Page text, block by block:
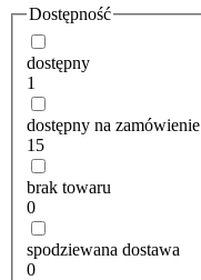
Dostępność
dostępny
1
dostępny na zamówienie
15
brak towaru
0
spodziewana dostawa
0